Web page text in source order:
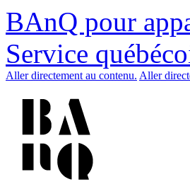
BAnQ pour
Service
Aller directement au contenu. Aller